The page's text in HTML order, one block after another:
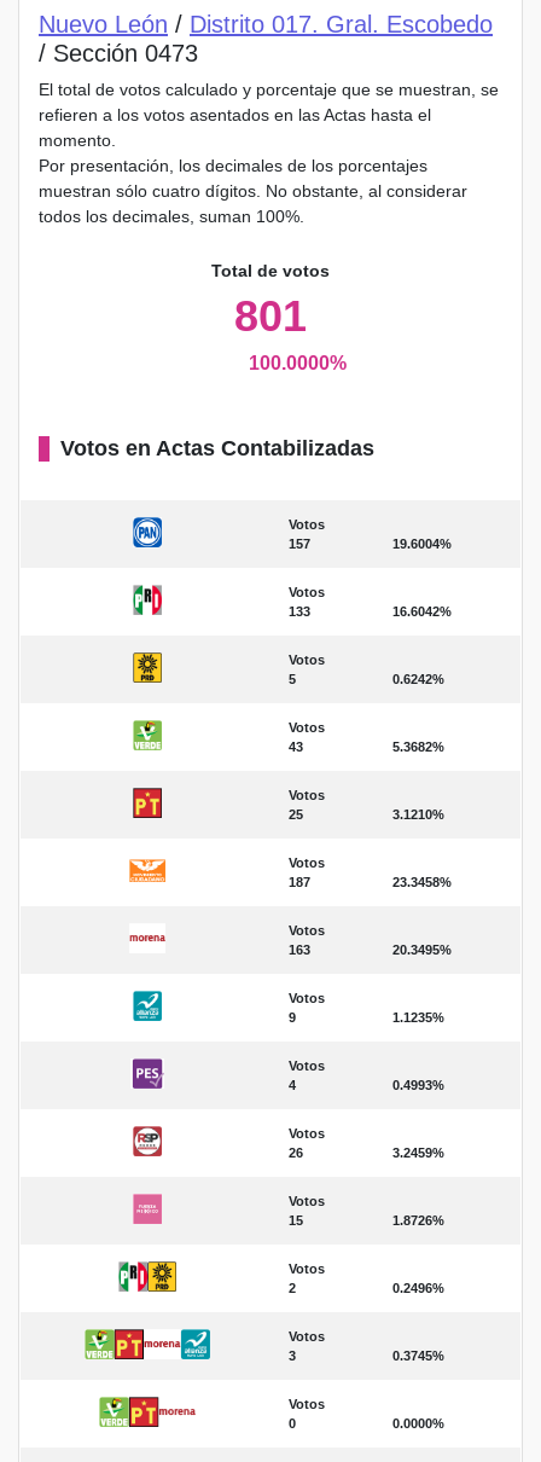
Nuevo León / Distrito 017. Gral. Escobedo
/ Sección 0473
El total de votos calculado y porcentaje que se muestran, se
refieren a los votos asentados en las Actas hasta el
momento.
Por presentación, los decimales de los porcentajes
muestran sólo cuatro dígitos. No obstante, al considerar
todos los decimales, suman 100%.
Total de votos
801
100.0000%
Votos en Actas Contabilizadas
Votos
157
19.6004%
Votos
133
16.6042%
Votos
5
0.6242%
Votos
43
5.3682%
Votos
25
3.1210%
Votos
187
23.3458%
Votos
163
20.3495%
Votos
9
1.1235%
Votos
4
0.4993%
Votos
26
3.2459%
Votos
15
1.8726%
Votos
2
0.2496%
Votos
3
0.3745%
Votos
0
0.0000%